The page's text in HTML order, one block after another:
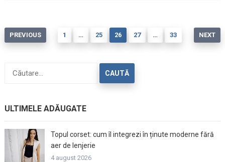
Paginație
articole
PREVIOUS 1 … 25 26 27 … 33 NEXT
după:
ULTIMELE ADĂUGATE
Topul corset: cum îl integrezi în ținute moderne fără
aer de lenjerie
4 august 2026